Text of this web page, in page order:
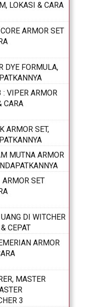
LOKASI & CARA
ARMOR SET
DYE FORMULA,
: VIPER ARMOR
CARA
ARMOR SET,
MUTNA ARMOR
ARMOR SET
DI WITCHER
CEPAT
ARMOR
MASTER
3